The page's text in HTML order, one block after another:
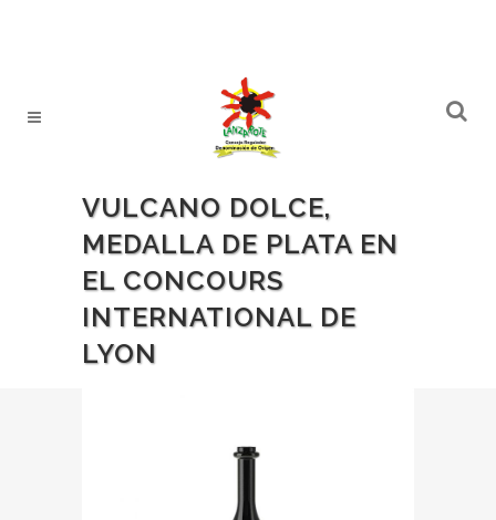
VULCANO DOLCE,
MEDALLA DE PLATA EN
EL CONCOURS
INTERNATIONAL DE
LYON